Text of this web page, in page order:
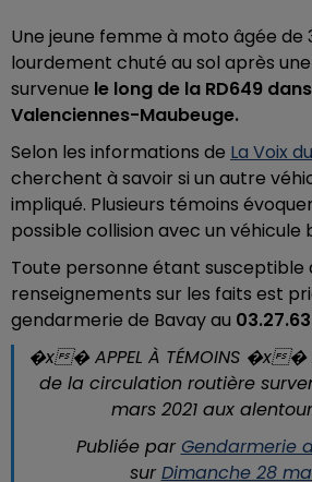
Une jeune femme à moto âgée de
lourdement chuté au sol après
survenue le long de la RD649
Valenciennes-Maubeuge.
Selon les informations de La Voix
cherchent à savoir si un autre
impliqué. Plusieurs témoins
possible collision avec un véhicule
Toute personne étant susceptible
renseignements sur les faits est
gendarmerie de Bavay au
�x� APPEL À TÉMOINS �x
de la circulation routière
mars 2021 aux
Publiée par Gendarmerie
sur Dimanche 28